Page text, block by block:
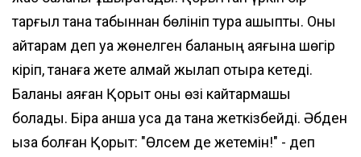
тарғыл тана табыннан бөлініп тура қашыпты. Оны
қайтарам деп қуа жөнелген баланың аяғына шөгір
кіріп, танаға жете алмай жылап отыра кетеді.
Баланы аяған Қорқыт оны өзі кайтармақшы
болады. Бірақ қанша қуса да тана жеткізбейді. Әбден
ыза болған Қорқыт: "Өлсем де жетемін!" - деп